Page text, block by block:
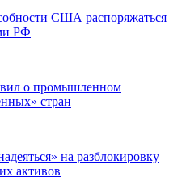
США распоряжаться
РФ
о промышленном
стран
на разблокировку
активов